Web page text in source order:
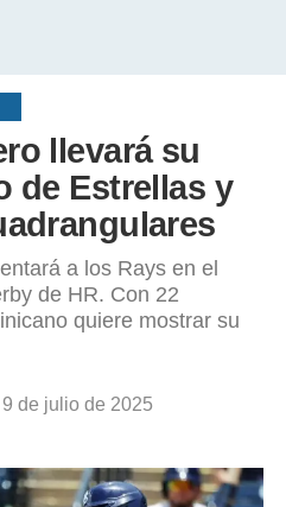
llevará su
de Estrellas y
a los Rays en el
de HR. Con 22
quiere mostrar su
9 de julio de 2025